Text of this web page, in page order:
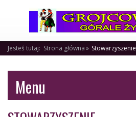
Jesteś tutaj: Strona główna Stowarzyszenie
Menu